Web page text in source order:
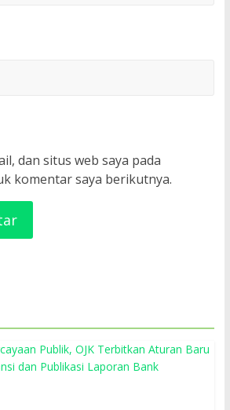
dan situs web saya pada
komentar saya berikutnya.